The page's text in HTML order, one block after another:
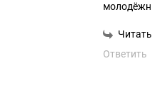
Ответить